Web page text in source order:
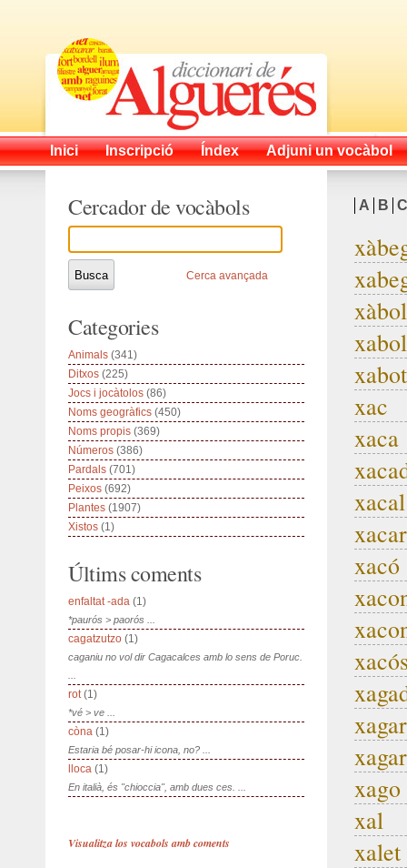
Inici Inscripció Índex Adjuni un vocàbol
A B C
xabot
xac
xaca
xacal
xacar
xacó
xagar
xago
xal
xalet
Cercador de vocàbols
Cerca avançada
Categories
Animals (341)
Ditxos (225)
Jocs i jocàtolos (86)
Noms geogràfics (450)
Noms propis (369)
Números (386)
Pardals (701)
Peixos (692)
Plantes (1907)
Xistos (1)
Últims coments
enfaltat -ada (1)
*paurós > paorós ...
cagatzutzo (1)
caganiu no vol dir Cagacalces amb lo sens de Poruc.
rot(1)
*vé > ve ...
còna (1)
Estaria bé posar-hi icona, no? ...
lloca (1)
En italià, és "chioccia", amb dues ces. ...
Visualitza los vocabols amb coments